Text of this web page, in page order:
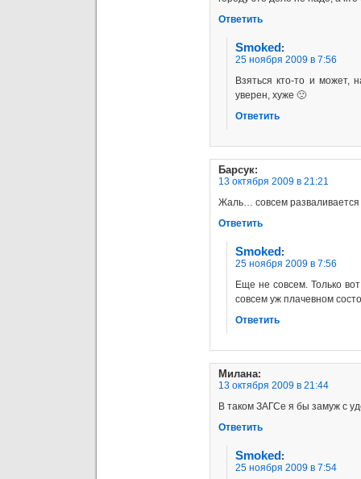
Ответить
Smoked:
25 ноября 2009 в 7:56
Взяться кто-то и может,
уверен, хуже 🙁
Ответить
Барсук:
13 октября 2009 в 21:21
Жаль… совсем разваливается
Ответить
Smoked:
25 ноября 2009 в 7:56
Еще не совсем. Только
совсем уж плачевном
Ответить
Милана:
13 октября 2009 в 21:44
В таком ЗАГСе я бы замуж с
Ответить
Smoked:
25 ноября 2009 в 7:54